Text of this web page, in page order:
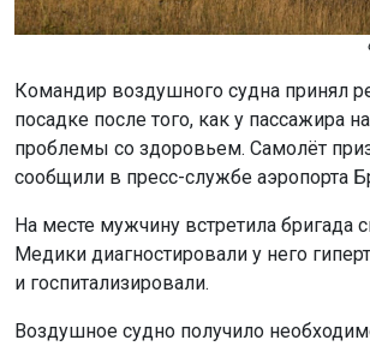
выкатилсяза пределы полосы в
Автор: Екатерина Шамина
публикации автора
Агентство новостей